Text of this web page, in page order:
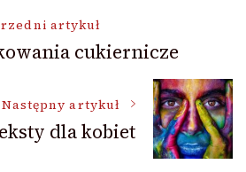
artykuł
cukiernicze
Następny artykuł
dla kobiet